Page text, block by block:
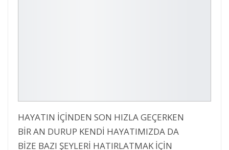
HAYATIN İÇİNDEN SON HIZLA GEÇERKEN
BİR AN DURUP KENDİ HAYATIMIZDA DA
BİZE BAZI ŞEYLERİ HATIRLATMAK İÇİN